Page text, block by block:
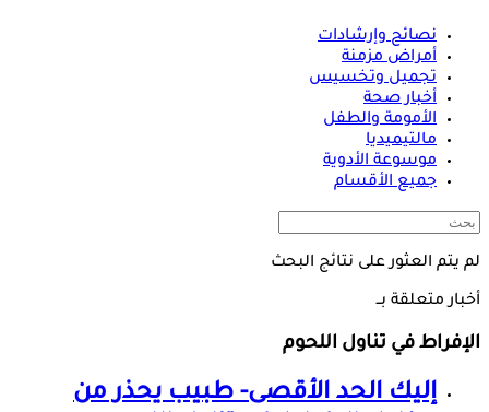
نصائح وإرشادات
أمراض مزمنة
تجميل وتخسيس
أخبار صحة
الأمومة والطفل
مالتيميديا
موسوعة الأدوية
جميع الأقسام
لم يتم العثور على نتائج البحث
أخبار متعلقة بــ
الإفراط في تناول اللحوم
إليك الحد الأقصى- طبيب يحذر من